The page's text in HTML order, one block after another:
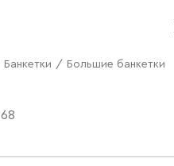
Банкетки / Большие банкетки
68